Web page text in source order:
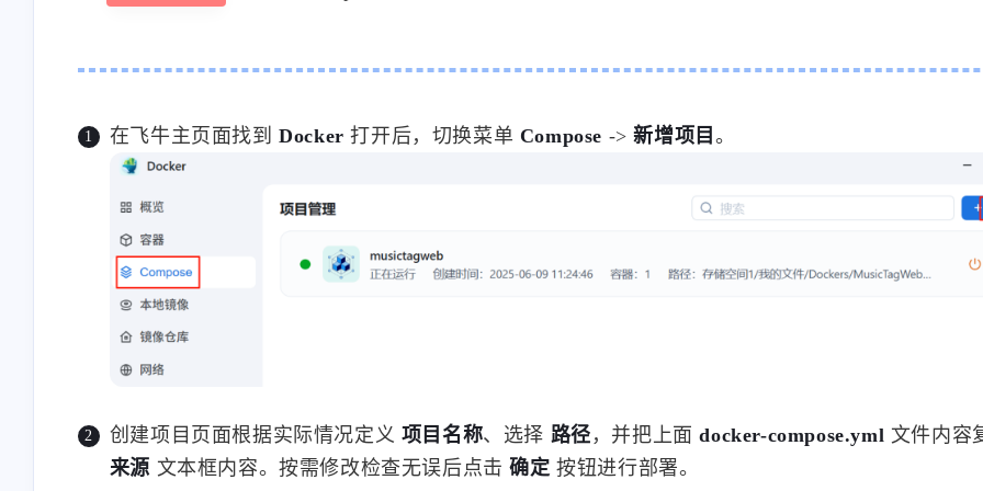
在飞牛主页面找到Docker 打开后，切换菜单 Compose ->新增项目 。
创建项目页面根据实际情况定义 项目名称、选择 路径 ，并把上面docker-compose.yml 文件内容
来源 文本框内容。按需修改检查无误后点击确定按钮进行部署。